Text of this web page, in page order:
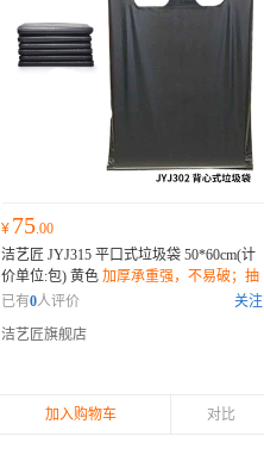
¥ 75.00
洁艺匠 JYJ315 平口式垃圾袋 50*60cm(计
价单位:包) 黄色 加厚承重强，不易破；抽
绳封口设计，密封防漏；环保材质，降解
已有0人评价
关注
洁艺匠旗舰店
加入购物车 对比